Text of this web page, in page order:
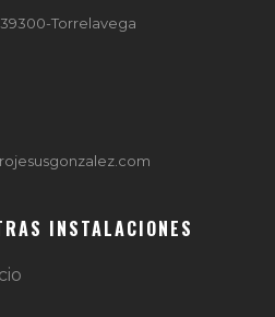
39300-Torrelavega
INSTALACIONES